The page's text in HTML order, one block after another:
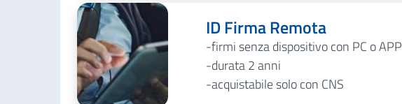
ID Firma Remota
firmi senza dispositivo con PC o APP
durata 2 anni
acquistabile solo con CNS